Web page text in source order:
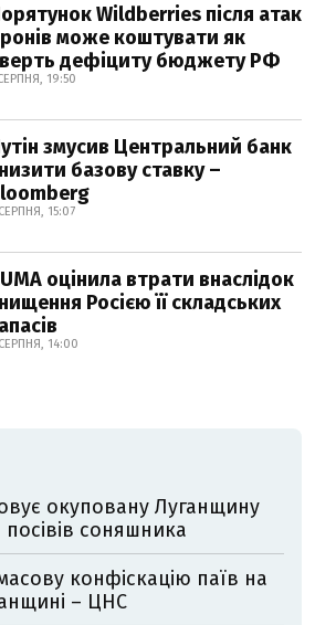
Wildberries після атак
може коштувати як
дефіциту бюджету РФ
19:50
змусив Центральний банк
базову ставку –
15:07
оцінила втрати внаслідок
Росією її складських
14:00
окуповану Луганщину
соняшника
конфіскацію паїв на
– ЦНС